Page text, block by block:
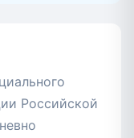
Российской